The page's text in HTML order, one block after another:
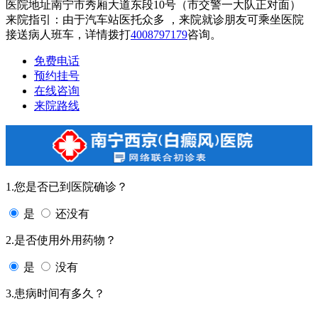
医院地址南宁市秀厢大道东段10号（市交警一大队正对面）
来院指引：由于汽车站医托众多 ，来院就诊朋友可乘坐医院
接送病人班车，详情拨打4008797179咨询。
免费电话
预约挂号
在线咨询
来院路线
1.您是否已到医院确诊？
是 还没有
2.是否使用外用药物？
是 没有
3.患病时间有多久？